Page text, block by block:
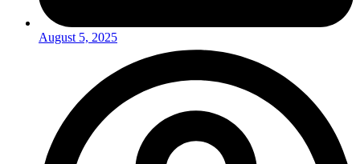
August 5, 2025